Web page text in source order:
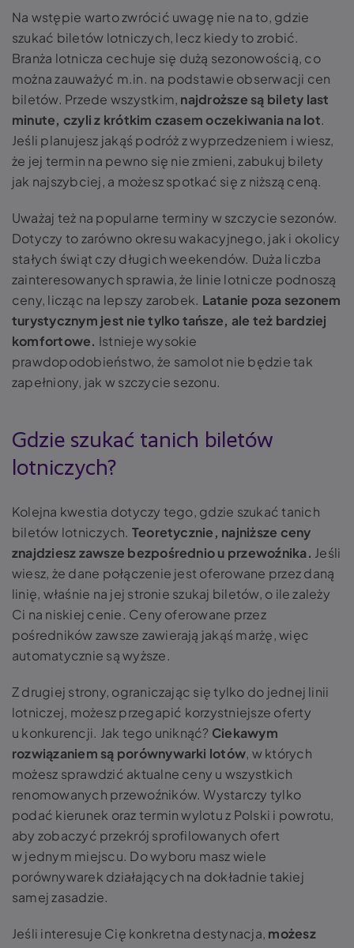
Na wstępie warto zwrócić uwagę nie na to, gdzie
szukać biletów lotniczych, lecz kiedy to zrobić.
Branża lotnicza cechuje się dużą sezonowością, co
można zauważyć m.in. na podstawie obserwacji cen
biletów. Przede wszystkim, najdroższe są bilety last
minute, czyli z krótkim czasem oczekiwania na lot.
Jeśli planujesz jakąś podróż z wyprzedzeniem i wiesz,
że jej termin na pewno się nie zmieni, zabukuj bilety
jak najszybciej, a możesz spotkać się z niższą ceną.
Uważaj też na popularne terminy w szczycie sezonów.
Dotyczy to zarówno okresu wakacyjnego, jak i okolicy
stałych świąt czy długich weekendów. Duża liczba
zainteresowanych sprawia, że linie lotnicze podnoszą
ceny, licząc na lepszy zarobek. Latanie poza sezonem
turystycznym jest nie tylko tańsze, ale też bardziej
komfortowe. Istnieje wysokie
prawdopodobieństwo, że samolot nie będzie tak
zapełniony, jak w szczycie sezonu.
Gdzie szukać tanich biletów
lotniczych?
Kolejna kwestia dotyczy tego, gdzie szukać tanich
biletów lotniczych. Teoretycznie, najniższe ceny
znajdziesz zawsze bezpośrednio u przewoźnika. Jeśli
wiesz, że dane połączenie jest oferowane przez daną
linię, właśnie na jej stronie szukaj biletów, o ile zależy
Ci na niskiej cenie. Ceny oferowane przez
pośredników zawsze zawierają jakąś marżę, więc
automatycznie są wyższe.
Z drugiej strony, ograniczając się tylko do jednej linii
lotniczej, możesz przegapić korzystniejsze oferty
u konkurencji. Jak tego uniknąć? Ciekawym
rozwiązaniem są porównywarki lotów, w których
możesz sprawdzić aktualne ceny u wszystkich
renomowanych przewoźników. Wystarczy tylko
podać kierunek oraz termin wylotu z Polski i powrotu,
aby zobaczyć przekrój sprofilowanych ofert
w jednym miejscu. Do wyboru masz wiele
porównywarek działających na dokładnie takiej
samej zasadzie.
Jeśli interesuje Cię konkretna destynacja, możesz